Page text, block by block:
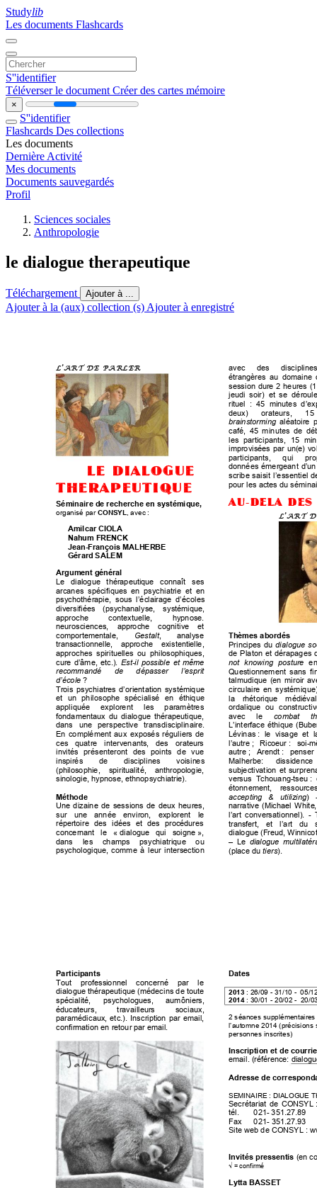
Studylib
Les documents Flashcards
S''identifier
Téléverser le document Créer des cartes mémoire
×
S''identifier
Flashcards Des collections
Les documents
Dernière Activité
Mes documents
Documents sauvegardés
Profil
Sciences sociales
Anthropologie
le dialogue therapeutique
Téléchargement Ajouter à ...
Ajouter à la (aux) collection (s) Ajouter à enregistré
L’ART DE PARLER
LE DIALOGUE
THERAPEUTIQUE
Séminaire de recherche en systémique,
organisé par CONSYL , avec :
Amilcar CIOLA
Nahum FRENCK
Jean-François MALHE RBE
Gérard SALEM
Argument général
Le
dialogue thérapeutique connaît
ses
arcanes spécifiques en psychiatrie et en
psychothérapie,
  sous
l’éclairage
d’écoles
diversifiées (psychanalyse, systémique,
approche
contextuelle,
hypnose.
neurosciences,
approche cognitive
et
comportementale,
Gestalt, a
n
a
l
y
s
e
transactionnelle, approche existentielle,
approches spirituelles ou philosophiques,
cure d’âme, etc.). Est-il possible et même
recommandé de dépasser
l’esprit
d’école ?
Trois psychiatres d’orientation systémique
et
un philosophe spécialisé en éthique
appliquée
explorent l
es p
a
r
a
m
è
t
r
es
fondamentaux du dialogue thérapeutique,
dans
une perspective transdisci plinaire.
En complément aux exposés réguliers de
ces
quatre intervenants, des orateurs
invités
présenteront des points de
vue
inspirés de disciplines v
o
i
s
i
n
e
s
(philosophie , spiritualité, anthropologie,
sinologie, hypnose, ethnopsychi atrie).
Méthode
Une dizai ne de sessions de deux heures,
sur
une année environ, explorent
le
répertoire
des idées et des
procédures
concernant
le « dialogue qui soigne »,
dans
les c
h
a
m
p
s psychiatrique
ou
psychologique, comme à leur i ntersectio n
avec des discipli
étrangères
au domaine
session dure 2 heures
jeudi  soir)
  et
se
rituel :  45 minutes  d’ex
deux)
orateurs ,
15
brainstorming a léato ire
café,
45 minutes de
les
participants, 15 min
improvisées par un(e)
participants , qui
données émergeant d’un
scribe saisit l’essentiel
pour les actes du
AU-DELA
L’ART
Thèmes abordés
Principes du dialogue
de Platon et dérapages
not knowing posture
Questionnement sans
talmud ique (en m iroir
circulaire en systém
la
rhétorique
ordalique
ou
avec
le combat
th
L’interface éthique
Lévinas :  le visage et
l’autre ; Ri
coeur: soi -
autre ; Arendt : penser
Malherbe:
dissidence
subjectivation et
versus
Tchouang-tseu :
étonnement,
ressource
accepting
& utilizing)
narrative (Michael White,
l’art conversationne l). -
transfert, et l’art du
dialogue (Freud, Winnico
– Le dialogue
(place du tiers).
Partici pants
Tout
professionnel concerné par
le
dialogue thérapeut ique (médecins de toute
spécialité,
psychologues, aumôniers,
éducateurs,
travaill eurs
sociaux,
paramédicaux, etc.). Inscription par email,
confirmation en retour par email.
Dates
2013 : 26/09 - 31/10 -
  05/1
2014 : 30/01 - 20/02 - 20/
2 séances supplémentaires
l’automne 2014 (précisions
personnes inscrites)
Inscription et de
email. (référence:
Adresse de corres
SEMINAIRE : DIALOGUE
Secrétariat de CONSYL
tél.
021 - 351.27.89
Fax
021 - 351.27.93
Site web de CONSYL :
Invités pressentis (en
√ = confirmé
Lytta BASSET